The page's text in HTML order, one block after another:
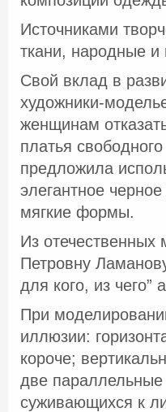
Источниками
ткани, народные и
Свой вклад в
художники-
женщинам
платья
предложила
элегантное
мягкие формы.
Из отечественных
Петровну
для кого, из чего”
При
иллюзии:
короче;
две
суживающихся к